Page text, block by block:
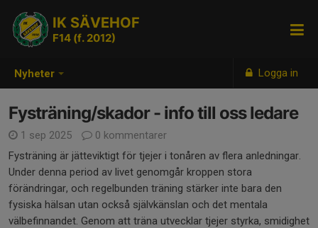
Nyheter Logga in
IK SÄVEHOF
F14 (f. 2012)
Fysträning/skador - info till oss ledare
1 sep 2025
0 kommentarer
Fysträning är jätteviktigt för tjejer i tonåren av flera anledningar.
Under denna period av livet genomgår kroppen stora
förändringar, och regelbunden träning stärker inte bara den
fysiska hälsan utan också självkänslan och det mentala
välbefinnandet. Genom att träna utvecklar tjejer styrka, smidighet